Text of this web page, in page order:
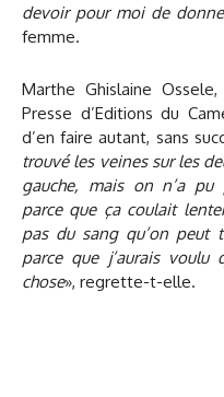
devoir pour moi de
femme.
Marthe Ghislaine
Presse d’Editions du
d’en faire autant, sans
trouvé les veines sur les
gauche, mais on n’a pu
parce que ça coulait
pas du sang qu’on peut
parce que j’aurais
chose», regrette-t-elle.